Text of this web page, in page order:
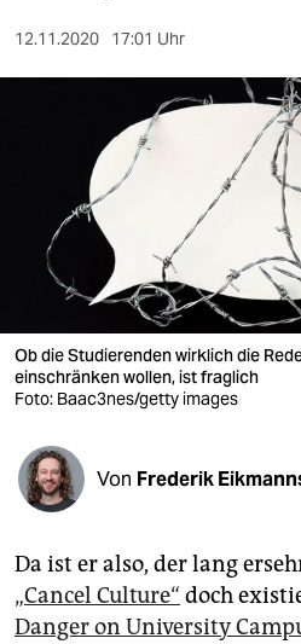
sport
wahrheit
verlag
verlag
veranstaltungen
fragen & hilfe
abo
genossenschaft
12.11.2020 17:01 Uhr
Ob die Studierenden wirklich die
einschränken wollen, ist fraglich
Foto: Baac3nes/getty images
Von Frederik
Da ist er also, der lang
„Cancel Culture“ doch
Danger on University